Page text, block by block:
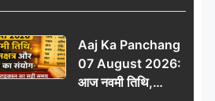
वृष को मिलेगा अटका
हाल
Aaj Ka Panchang
07 August 2026:
आज नवमी तिथि,